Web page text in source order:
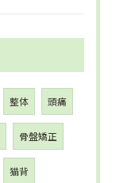
整体 頭痛
骨盤矯正
猫背